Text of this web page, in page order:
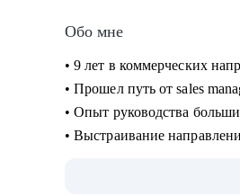
Обо мне
• 9 лет в коммерческих
• Прошел путь от sales
• Опыт руководства
• Выстраивание
• Спикер-эксперт в